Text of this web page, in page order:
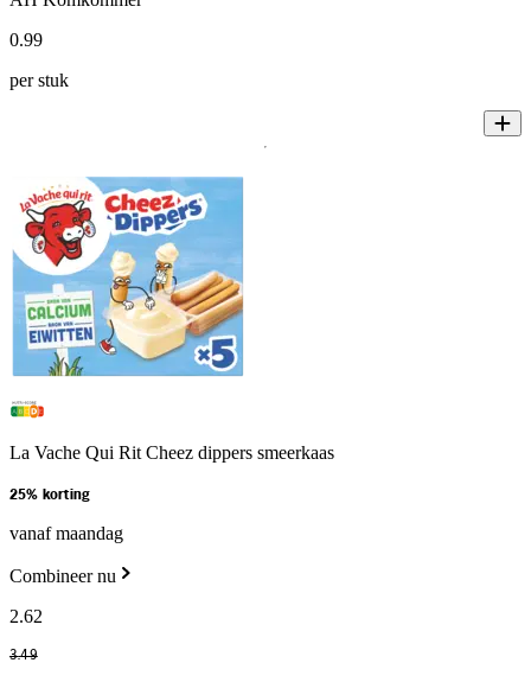
0.99
per stuk
La Vache Qui Rit Cheez dippers smeerkaas
25% korting
vanaf maandag
Combineer nu
2.62
3.49